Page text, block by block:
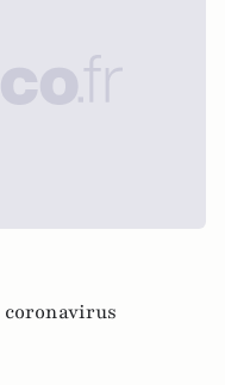
coronavirus